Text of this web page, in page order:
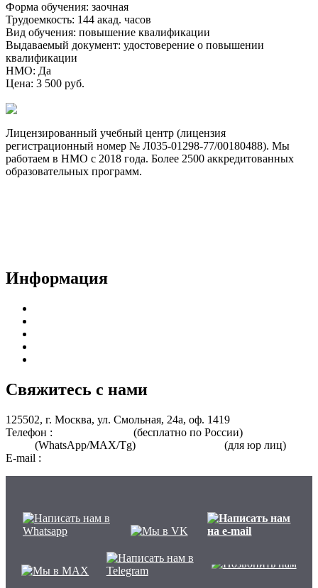
Форма обучения: заочная
Трудоемкость: 144 акад. часов
Вид обучения: повышение квалификации
Выдаваемый документ: удостоверение о повышении
квалификации
НМО: Да
Цена: 3 500 руб.
Лицензированный учебный центр (лицензия
регистрационный номер № Л035-01298-77/00180488). Мы
работаем в НМО с 2018 года. Более 2500 аккредитованных
образовательных программ.
Информация
Свяжитесь с нами
125502, г. Москва, ул. Смольная, 24а, оф. 1419
Телефон :
(бесплатно по России)
(WhatsApp/MAX/Tg)
(для юр лиц)
E-mail :